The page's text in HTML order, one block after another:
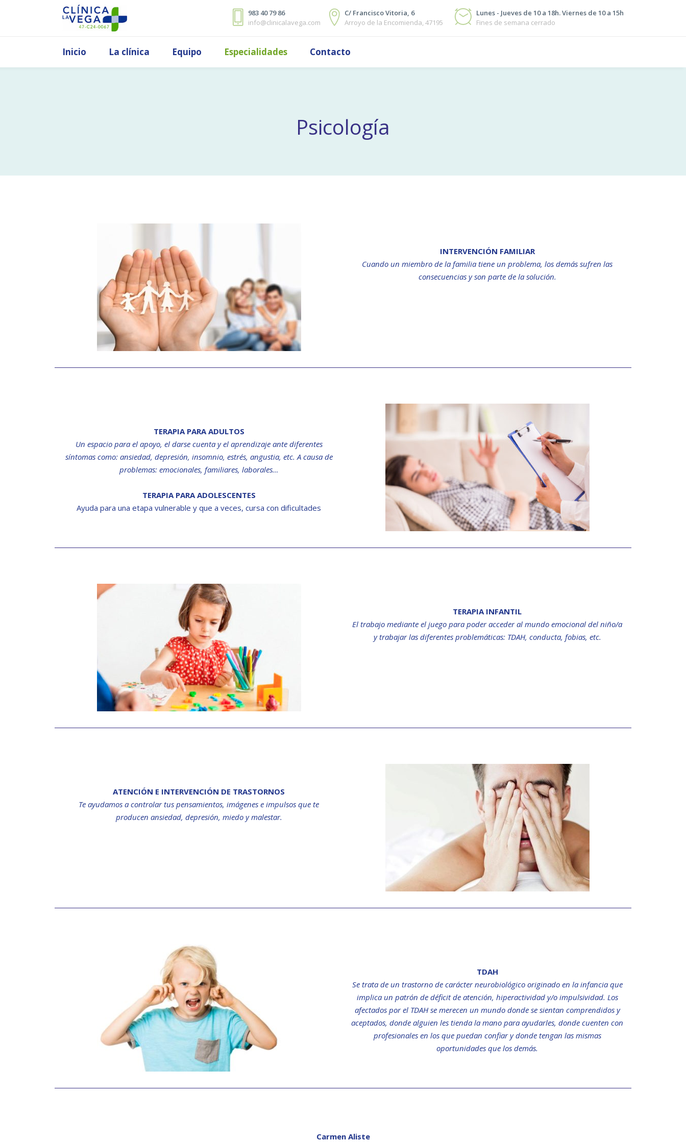
983 40 79 86
info@clinicalavega.com
C/ Francisco Vitoria, 6
Arroyo de la Encomienda, 47195
Lunes - Jueves de 10 a 18h. Viernes de 10 a 15h
Fines de semana cerrado
Inicio La clínica Equipo Especialidades Contacto
Psicología
INTERVENCIÓN FAMILIAR
Cuando un miembro de la familia tiene un problema, los demás sufren las
consecuencias y son parte de la solución.
TERAPIA PARA ADULTOS
Un espacio para el apoyo, el darse cuenta y el aprendizaje ante diferentes
síntomas como: ansiedad, depresión, insomnio, estrés, angustia, etc. A causa de
problemas: emocionales, familiares, laborales…
TERAPIA PARA ADOLESCENTES
Ayuda para una etapa vulnerable y que a veces, cursa con dificultades
TERAPIA INFANTIL
El trabajo mediante el juego para poder acceder al mundo emocional del niño/a
y trabajar las diferentes problemáticas: TDAH, conducta, fobias, etc.
ATENCIÓN E INTERVENCIÓN DE TRASTORNOS
Te ayudamos a controlar tus pensamientos, imágenes e impulsos que te
producen ansiedad, depresión, miedo y malestar.
TDAH
Se trata de un trastorno de carácter neurobiológico originado en la infancia que
implica un patrón de déficit de atención, hiperactividad y/o impulsividad. Los
afectados por el TDAH se merecen un mundo donde se sientan comprendidos y
aceptados, donde alguien les tienda la mano para ayudarles, donde cuenten con
profesionales en los que puedan confiar y donde tengan las mismas
oportunidades que los demás.
Carmen Aliste